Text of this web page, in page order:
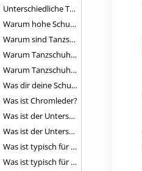
Unterschiedliche Tanzpartnerinen
Warum hohe Schuhe beim Tanzen?
Warum sind Tanzschuhe für Damen offen geschnitten?
Warum Tanzschuhe kaufen ?
Warum Tanzschuhe mit geteilter Sohle?
Was dir deine Schuhsohle sagt
Was ist Chromleder?
Was ist der Unterschied zwischen Standard und Latein Tanzschuhe?
Was ist der Unterschied zwischen Tanzschuhen und normalen Absätz
Was ist typisch für den Cha-Cha-Cha?
Was ist typisch für den Jive?